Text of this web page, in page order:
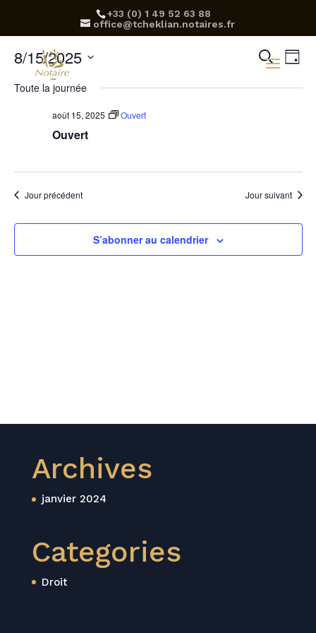
‪+33 (0) 1 49 52 63 88‬
office@tcheklian.notaires.fr
et
Recherche
Jour
8/15/2025
Sélectionnez
une
Toute la journée
août 15, 2025 Ouvert
Ouvert
Jour précédent Jour suivant
S’abonner au calendrier
Archives
janvier 2024
Categories
Droit